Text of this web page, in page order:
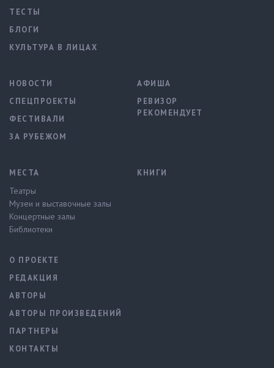
ТЕСТЫ
БЛОГИ
КУЛЬТУРА В ЛИЦАХ
НОВОСТИ
СПЕЦПРОЕКТЫ
ФЕСТИВАЛИ
ЗА РУБЕЖОМ
АФИША
РЕВИЗОР
РЕКОМЕНДУЕТ
МЕСТА
Театры
Музеи и выставочные залы
Концертные залы
Библиотеки
КНИГИ
О ПРОЕКТЕ
РЕДАКЦИЯ
АВТОРЫ
АВТОРЫ ПРОИЗВЕДЕНИЙ
ПАРТНЕРЫ
КОНТАКТЫ